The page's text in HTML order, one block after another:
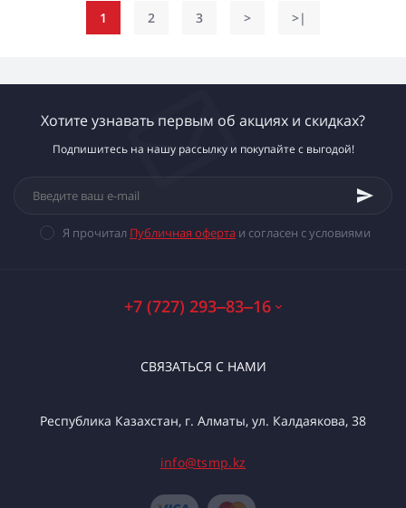
1 2 3 > >|
Хотите узнавать первым об акциях и скидках?
Подпишитесь на нашу рассылку и покупайте с выгодой!
Я прочитал Публичная оферта и согласен с условиями
+7 (727) 293‒83‒16
СВЯЗАТЬСЯ С НАМИ
Республика Казахстан, г. Алматы, ул. Калдаякова, 38
info@tsmp.kz